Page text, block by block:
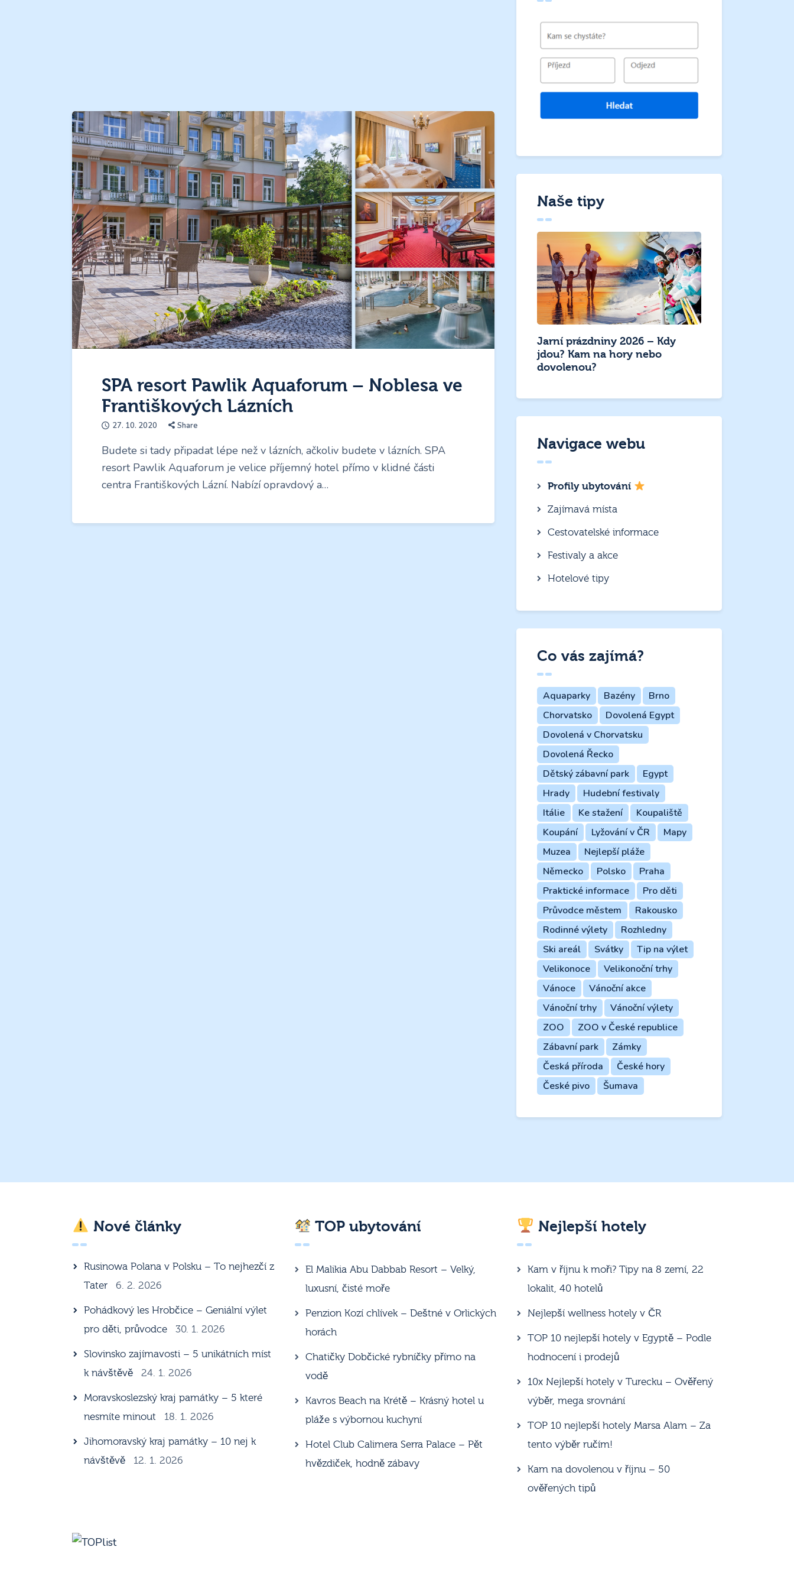
SPA resort Pawlik Aquaforum – Noblesa ve
Františkových Lázních
27. 10. 2020 Share
Budete si tady připadat lépe než v lázních, ačkoliv budete v lázních. SPA
resort Pawlik Aquaforum je velice příjemný hotel přímo v klidné části
centra Františkových Lázní. Nabízí opravdový a…
Naše tipy
Jarní prázdniny 2026 – Kdy
jdou? Kam na hory nebo
dovolenou?
Navigace webu
Profily ubytování
Zajímavá místa
Cestovatelské informace
Festivaly a akce
Hotelové tipy
Co vás zajímá?
Aquaparky Bazény
Brno
Chorvatsko
Dovolená Egypt
Dovolená v Chorvatsku
Dovolená Řecko
Dětský zábavní park
Egypt
Hrady
Hudební festivaly
Itálie
Ke stažení
Koupaliště
Koupání
Lyžování v ČR
Mapy
Muzea
Nejlepší pláže
Německo
Polsko
Praha
Praktické informace
Pro děti
Průvodce městem
Rakousko
Rodinné výlety
Rozhledny
Ski areál
Svátky
Tip na výlet
Velikonoce
Velikonoční trhy
Vánoce
Vánoční akce
Vánoční trhy
Vánoční výlety
ZOO
ZOO v České republice
Zábavní park
Zámky
Česká příroda
České hory
České pivo
Šumava
Nové články
Rusinowa Polana v Polsku – To nejhezčí z
Tater
6. 2. 2026
Pohádkový les Hrobčice – Geniální výlet
pro děti, průvodce
30. 1. 2026
Slovinsko zajímavosti – 5 unikátních míst
k návštěvě
24. 1. 2026
Moravskoslezský kraj památky – 5 které
nesmíte minout
18. 1. 2026
Jihomoravský kraj památky – 10 nej k
návštěvě
12. 1. 2026
TOP ubytování
El Malikia Abu Dabbab Resort – Velký,
luxusní, čisté moře
Penzion Kozí chlívek – Deštné v Orlických
horách
Chatičky Dobčické rybníčky přímo na
vodě
Kavros Beach na Krétě – Krásný hotel u
pláže s výbornou kuchyní
Hotel Club Calimera Serra Palace – Pět
hvězdiček, hodně zábavy
Nejlepší hotely
Kam v říjnu k moři? Tipy na 8 zemí, 22
lokalit, 40 hotelů
Nejlepší wellness hotely v ČR
TOP 10 nejlepší hotely v Egyptě – Podle
hodnocení i prodejů
10x Nejlepší hotely v Turecku – Ověřený
výběr, mega srovnání
TOP 10 nejlepší hotely Marsa Alam – Za
tento výběr ručím!
Kam na dovolenou v říjnu – 50
ověřených tipů